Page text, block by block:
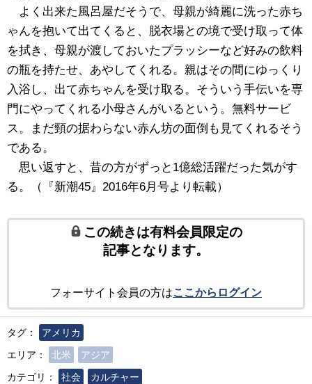
よく出来た風呂屋だそうで、母親が綺麗に洗った赤ち
ゃんを抱いて出てくると、脱衣場との境で受け取って体
を拭き、母親が渡しておいたプラッシーなど好みの飲料
の瓶を持たせ、あやしてくれる。親はその間にゆっくり
入浴し、出て赤ちゃんを受け取る。そういう手伝いを専
門にやってくれる小母さんがいるという。無料サービ
ス。まだ頸の据わらない赤ん坊の面倒も見てくれるそう
である。
思い返すと、昔の方がずっと1億総活躍だった気がす
る。（『新潮45』2016年6月号より転載）
この続きは有料会員限定の
記事となります。
フォーサイト会員の方はここからログイン
タグ：
アメリカ
エリア：
北米
アジア
カテゴリ：
社会 カルチャー